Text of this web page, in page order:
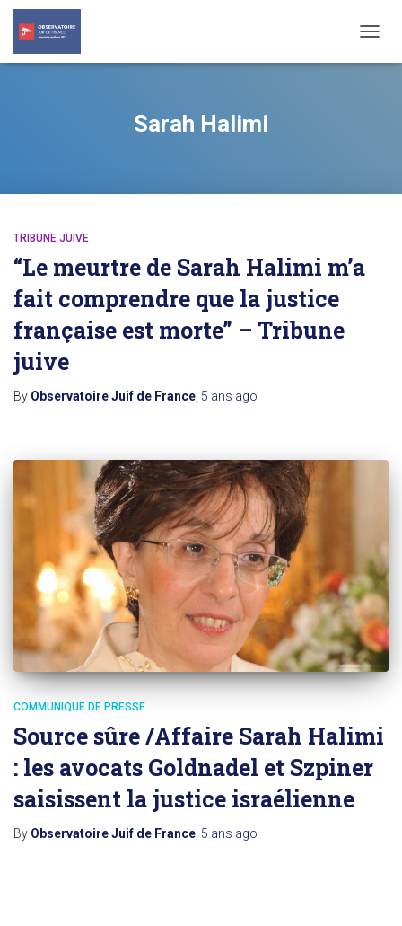
Sarah Halimi
TRIBUNE JUIVE
“Le meurtre de Sarah Halimi m’a
fait comprendre que la justice
française est morte” – Tribune
juive
By Observatoire Juif de France 5 ans ago
COMMUNIQUE DE PRESSE
Source sûre /Affaire Sarah Halimi
: les avocats Goldnadel et Szpiner
saisissent la justice israélienne
By Observatoire Juif de France 5 ans ago